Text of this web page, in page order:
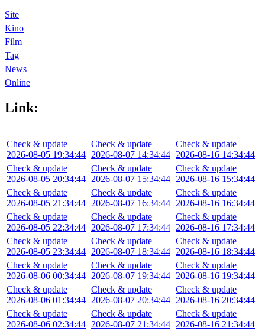
Site
Kino
Film
Tag
News
Online
Link:
Check & update
2026-08-05 19:34:44
Check & update
2026-08-05 20:34:44
Check & update
2026-08-05 21:34:44
Check & update
2026-08-05 22:34:44
Check & update
2026-08-05 23:34:44
Check & update
2026-08-06 00:34:44
Check & update
2026-08-06 01:34:44
Check & update
2026-08-06 02:34:44
Check & update
2026-08-07 14:34:44
Check & update
2026-08-07 15:34:44
Check & update
2026-08-07 16:34:44
Check & update
2026-08-07 17:34:44
Check & update
2026-08-07 18:34:44
Check & update
2026-08-07 19:34:44
Check & update
2026-08-07 20:34:44
Check & update
2026-08-07 21:34:44
Check & update
2026-08-16 14:34:44
Check & update
2026-08-16 15:34:44
Check & update
2026-08-16 16:34:44
Check & update
2026-08-16 17:34:44
Check & update
2026-08-16 18:34:44
Check & update
2026-08-16 19:34:44
Check & update
2026-08-16 20:34:44
Check & update
2026-08-16 21:34:44